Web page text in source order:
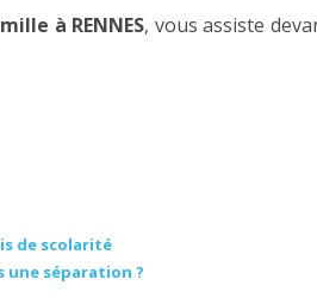
à RENNES, vous assiste
de scolarité
une séparation ?